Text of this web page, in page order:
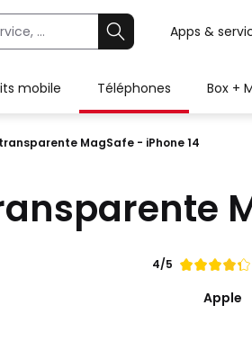
Apps &
mobile Téléphones Box +
MagSafe - iPhone 14
Note
4/5
Apple